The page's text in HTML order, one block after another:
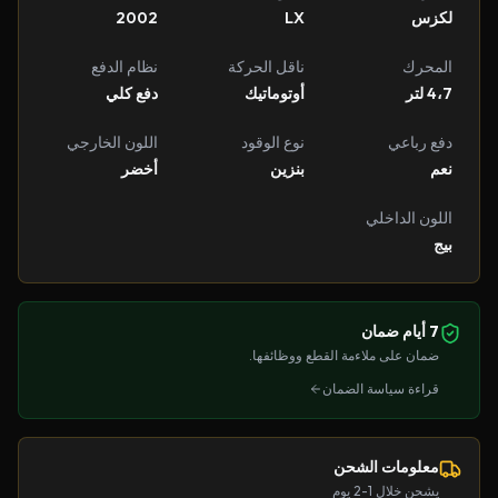
لكزس
LX
2002
المحرك
4،7 لتر
ناقل الحركة
أوتوماتيك
نظام الدفع
دفع كلي
دفع رباعي
نعم
نوع الوقود
بنزين
اللون الخارجي
أخضر
اللون الداخلي
بيج
7 أيام ضمان
ضمان على ملاءمة القطع ووظائفها.
قراءة سياسة الضمان
معلومات الشحن
يشحن خلال 1-2 يوم